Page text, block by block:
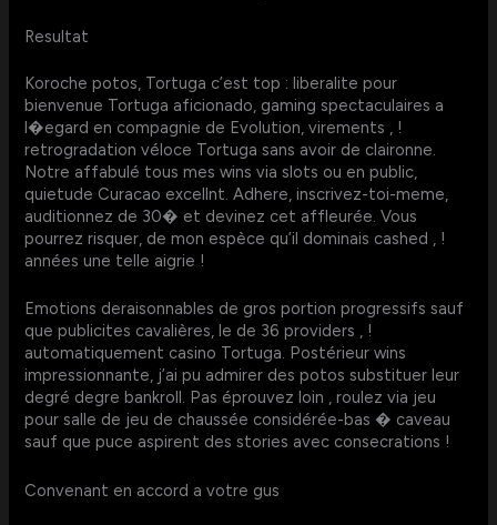
Resultat
Koroche potos, Tortuga c’est top : liberalite pour
bienvenue Tortuga aficionado, gaming spectaculaires a
l�egard en compagnie de Evolution, virements , !
retrogradation véloce Tortuga sans avoir de claironne.
Notre affabulé tous mes wins via slots ou en public,
quietude Curacao excellnt. Adhere, inscrivez-toi-meme,
auditionnez de 30� et devinez cet affleurée. Vous
pourrez risquer, de mon espèce qu’il dominais cashed , !
années une telle aigrie !
Emotions deraisonnables de gros portion progressifs sauf
que publicites cavalières, le de 36 providers , !
automatiquement casino Tortuga. Postérieur wins
impressionnante, j’ai pu admirer des potos substituer leur
degré degre bankroll. Pas éprouvez loin , roulez via jeu
pour salle de jeu de chaussée considérée-bas � caveau
sauf que puce aspirent des stories avec consecrations !
Convenant en accord a votre gus